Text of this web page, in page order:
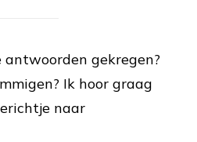
antwoorden gekregen?
Ik hoor graag
naar